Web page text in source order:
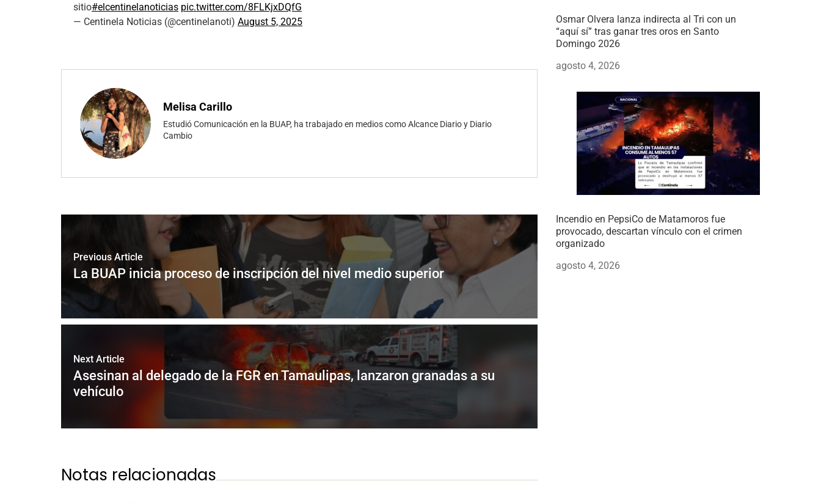
sitio#elcentinelanoticias pic.twitter.com/8FLKjxDQfG
— Centinela Noticias (@centinelanoti) August 5, 2025
Melisa Carillo
Estudió Comunicación en la BUAP, ha trabajado en medios como Alcance Diario y Diario
Cambio
Previous Article
La BUAP inicia proceso de inscripción del nivel medio superior
Next Article
Asesinan al delegado de la FGR en Tamaulipas, lanzaron granadas a su
vehículo
Notas relacionadas
Osmar Olvera lanza indirecta al Tri con un
“aquí sí” tras ganar tres oros en Santo
Domingo 2026
agosto 4, 2026
Incendio en PepsiCo de Matamoros fue
provocado, descartan vínculo con el crimen
organizado
agosto 4, 2026